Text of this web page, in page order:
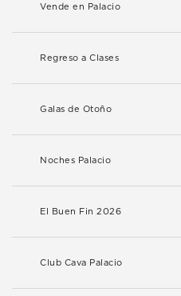
Vende en Palacio
Regreso a Clases
Galas de Otoño
Noches Palacio
El Buen Fin 2026
Club Cava Palacio